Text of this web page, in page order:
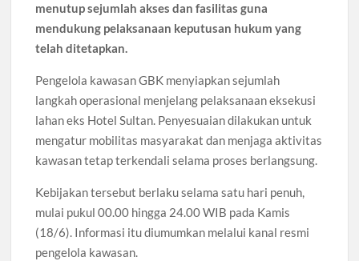
menutup sejumlah akses dan fasilitas guna
mendukung pelaksanaan keputusan hukum yang
telah ditetapkan.
Pengelola kawasan GBK menyiapkan sejumlah
langkah operasional menjelang pelaksanaan eksekusi
lahan eks Hotel Sultan. Penyesuaian dilakukan untuk
mengatur mobilitas masyarakat dan menjaga aktivitas
kawasan tetap terkendali selama proses berlangsung.
Kebijakan tersebut berlaku selama satu hari penuh,
mulai pukul 00.00 hingga 24.00 WIB pada Kamis
(18/6). Informasi itu diumumkan melalui kanal resmi
pengelola kawasan.